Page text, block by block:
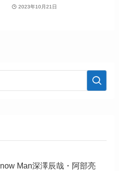
2023年10月21日
Man深澤辰哉・阿部亮